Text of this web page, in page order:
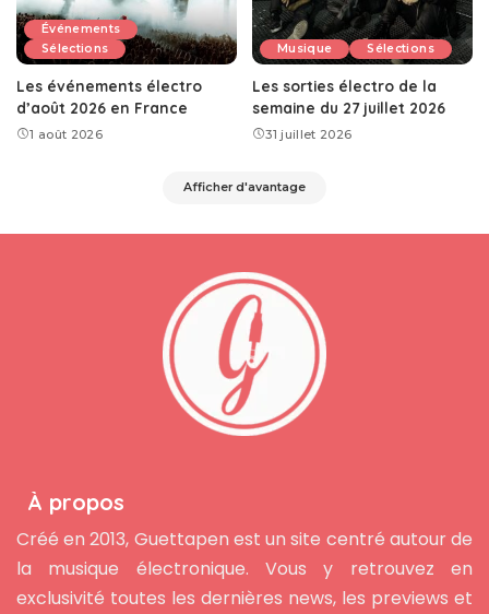
Événements
Sélections
Les événements électro
d’août 2026 en France
1 août 2026
Musique Sélections
Les sorties électro de la
semaine du 27 juillet 2026
31 juillet 2026
Afficher d'avantage
À propos
Créé en 2013, Guettapen est un site centré autour de
la musique électronique. Vous y retrouvez en
exclusivité toutes les dernières news, les previews et